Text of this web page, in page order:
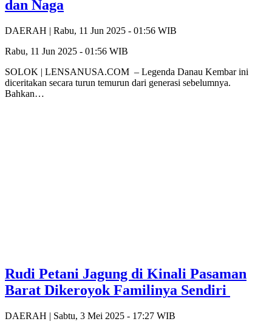
dan Naga
DAERAH | Rabu, 11 Jun 2025 - 01:56 WIB
Rabu, 11 Jun 2025 - 01:56 WIB
SOLOK | LENSANUSA.COM – Legenda Danau Kembar ini
diceritakan secara turun temurun dari generasi sebelumnya.
Bahkan…
Rudi Petani Jagung di Kinali Pasaman
Barat Dikeroyok Familinya Sendiri
DAERAH | Sabtu, 3 Mei 2025 - 17:27 WIB